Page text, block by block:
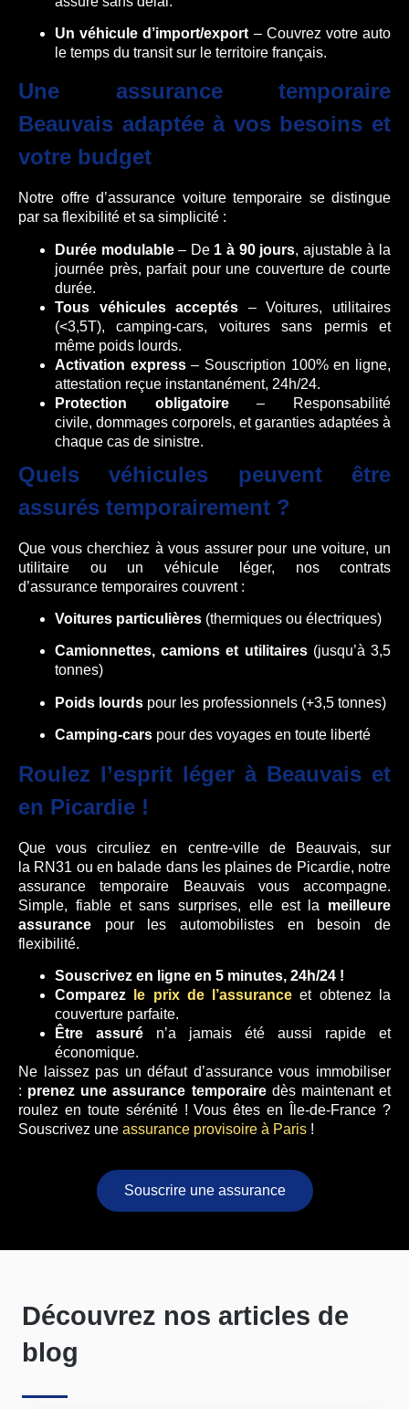
Un véhicule d’import/export – Couvrez votre auto
le temps du transit sur le territoire français.
Une assurance temporaire
Beauvais adaptée à vos besoins et
votre budget
Notre offre d’assurance voiture temporaire se distingue
par sa flexibilité et sa simplicité :
Durée modulable– De 1 à 90 jours, ajustable à la
journée près, parfait pour une couverture de courte
durée.
Tous véhicules acceptés – Voitures, utilitaires
(<3,5T), camping-cars, voitures sans permis et
même poids lourds.
Activation express– Souscription 100% en ligne,
attestation reçue instantanément, 24h/24.
Protection obligatoire– Responsabilité
civile, dommages corporels, et garanties adaptées à
chaque cas de sinistre.
Quels véhicules peuvent être
assurés temporairement ?
Que vous cherchiez à vous assurer pour une voiture, un
utilitaire ou un véhicule léger, nos contrats
d’assurance temporaires couvrent :
Voitures particulières (thermiques ou électriques)
Camionnettes, camions et utilitaires(jusqu’à 3,5
tonnes)
Poids lourds pour les professionnels (+3,5 tonnes)
Camping-cars pour des voyages en toute liberté
Roulez l’esprit léger à Beauvais et
en Picardie !
Que vous circuliez en centre-ville de Beauvais, sur
la RN31 ou en balade dans les plaines de Picardie, notre
assurance temporaire Beauvais vous accompagne.
Simple, fiable et sans surprises, elle est la meilleure
assurance pour les automobilistes en besoin de
flexibilité.
Souscrivez en ligne en 5 minutes, 24h/24 !
Comparez
le prix de l’assurance et obtenez la
couverture parfaite.
Être assuré n’a jamais été aussi rapide et
économique.
Ne laissez pas un défaut d’assurance vous immobiliser
: prenez une assurance temporairedès maintenant et
roulez en toute sérénité ! Vous êtes en Île-de-France ?
Souscrivez une assurance provisoire à Paris !
Souscrire une assurance
Découvrez nos articles de
blog